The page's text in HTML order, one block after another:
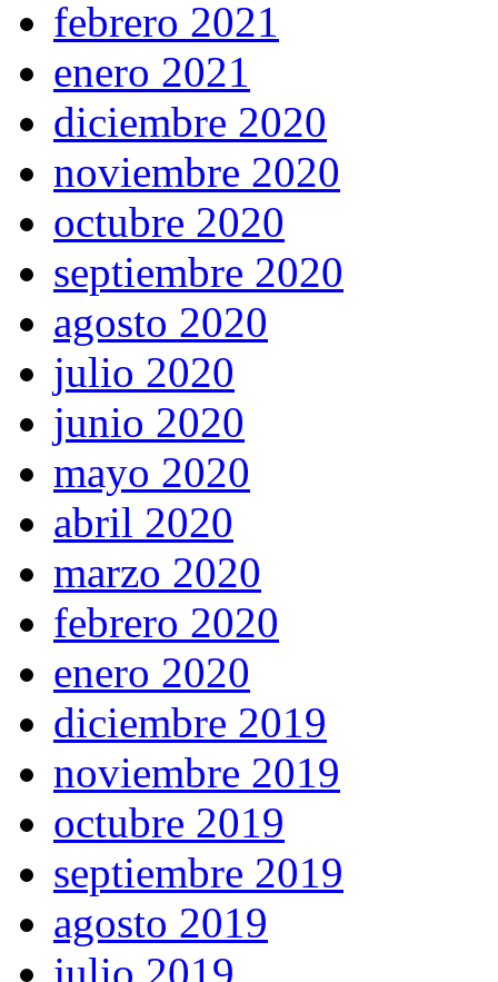
febrero 2021
enero 2021
diciembre 2020
noviembre 2020
octubre 2020
septiembre 2020
agosto 2020
julio 2020
junio 2020
mayo 2020
abril 2020
marzo 2020
febrero 2020
enero 2020
diciembre 2019
noviembre 2019
octubre 2019
septiembre 2019
agosto 2019